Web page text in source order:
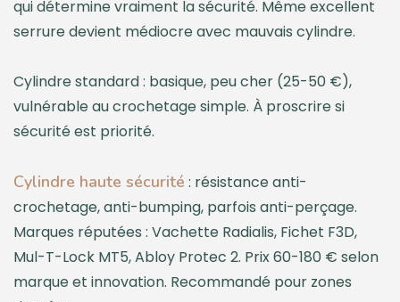
qui détermine vraiment la sécurité. Même excellent
serrure devient médiocre avec mauvais cylindre.
Cylindre standard : basique, peu cher (25-50 €),
vulnérable au crochetage simple. À proscrire si
sécurité est priorité.
Cylindre haute sécurité : résistance anti-
crochetage, anti-bumping, parfois anti-perçage.
Marques réputées : Vachette Radialis, Fichet F3D,
Mul-T-Lock MT5, Abloy Protec 2. Prix 60-180 € selon
marque et innovation. Recommandé pour zones